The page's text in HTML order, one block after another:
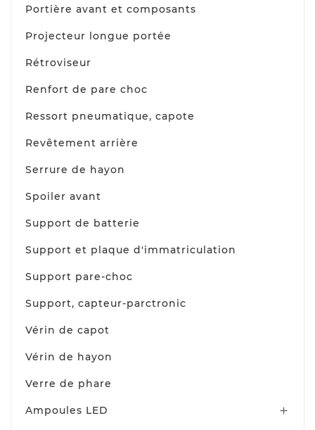
Portière avant et composants
Projecteur longue portée
Rétroviseur
Renfort de pare choc
Ressort pneumatique, capote
Revêtement arrière
Serrure de hayon
Spoiler avant
Support de batterie
Support et plaque d'immatriculation
Support pare-choc
Support, capteur-parctronic
Vérin de capot
Vérin de hayon
Verre de phare
Ampoules LED 